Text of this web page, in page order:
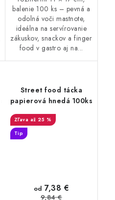
balenie 100 ks – pevná a
odolná voči mastnote,
ideálna na servírovanie
zákuskov, snackov a finger
food v gastro aj na...
Street food tácka
papierová hnedá 100ks
až 25 %
Tip
od 7,38 €
9,84 €